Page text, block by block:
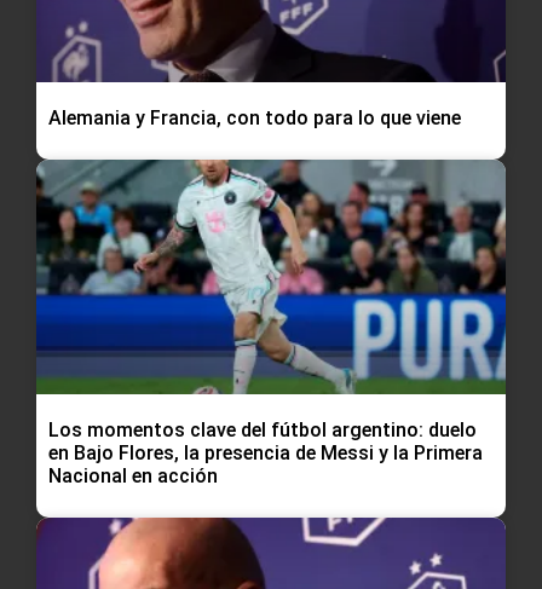
Alemania y Francia, con todo para lo que viene
Los momentos clave del fútbol argentino: duelo
en Bajo Flores, la presencia de Messi y la Primera
Nacional en acción